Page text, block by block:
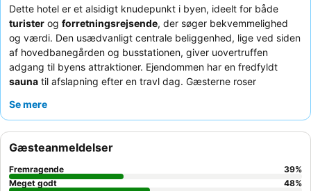
Dette hotel er et alsidigt knudepunkt i byen, ideelt for både
turister og forretningsrejsende, der søger bekvemmelighed
og værdi. Den usædvanligt centrale beliggenhed, lige ved siden
af hovedbanegården og busstationen, giver uovertruffen
adgang til byens attraktioner. Ejendommen har en fredfyldt
sauna til afslapning efter en travl dag. Gæsterne roser
morgenmadsbuffeten
Se mere
Gæsteanmeldelser
Fremragende 39%
Meget godt
48%